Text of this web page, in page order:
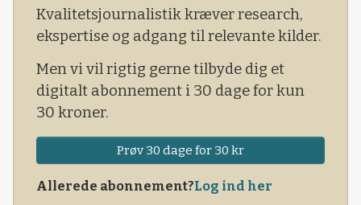
Kvalitetsjournalistik kræver research,
ekspertise og adgang til relevante kilder.
Men vi vil rigtig gerne tilbyde dig et
digitalt abonnement i 30 dage for kun
30 kroner.
Prøv 30 dage for 30 kr
Allerede abonnement?Log ind her